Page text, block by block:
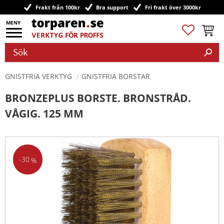
Meny
Frakt från 100kr Bra support Fri frakt över 3000kr
Favoriter
GNISTFRIA VERKTYG GNISTFRIA BORSTAR
BRONZEPLUS BORSTE. BRONSTRÅD.
VÅGIG. 125 MM
30%